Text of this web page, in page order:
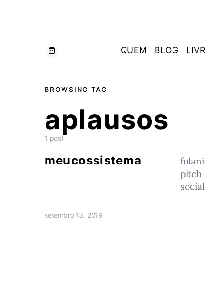
QUEM BLOG
BROWSING TAG
aplausos
1 post
meucossistema
pitch
setembro 13, 2019